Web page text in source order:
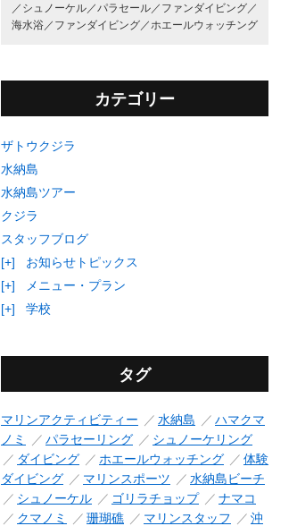
／ シュノーケル／ パラセール／ ファンダイビング／
海水浴／ ファンダイビング／ ホエールウォッチング
カテゴリー
ザトウクジラ
水納島
水納島ツアー
クジラ
スタッフブログ
[+]
お知らせトピックス
[+]
メニュー・プラン
[+]
学校
タグ
マリンアクティビティー 水納島
ハマクマ
ノミ
パラセーリング
シュノーケリング
ダイビング
ホエールウォッチング
体験
ダイビング
マリンスポーツ
水納島ビーチ
シュノーケル
ゴリラチョップ
ナマコ
クマノミ
珊瑚礁 マリンスタッフ
沖